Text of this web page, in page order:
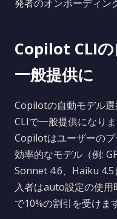
発者のオンボーディン
Copilot CLI
一般提供に
Copilotの自動モデル
CLIで一般提供になり
Copilotはユーザーの
効率的なモデル（例:
Sonnet 4.6、Haiku
入者はauto設定の使用
で10%の割引を受けます